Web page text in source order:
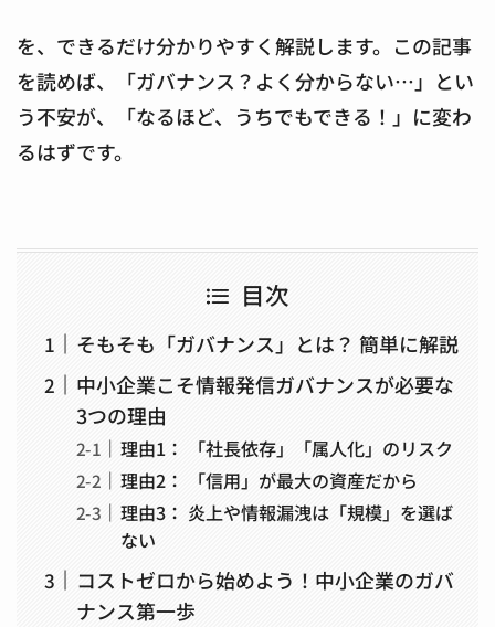
を、できるだけ分かりやすく解説します。この記事
を読めば、「ガバナンス？よく分からない…」とい
う不安が、「なるほど、うちでもできる！」に変わ
るはずです。
目次
そもそも「ガバナンス」とは？ 簡単に解説
中小企業こそ情報発信ガバナンスが必要な
3つの理由
理由1： 「社長依存」「属人化」のリスク
理由2： 「信用」が最大の資産だから
理由3： 炎上や情報漏洩は「規模」を選ば
ない
コストゼロから始めよう！中小企業のガバ
ナンス第一歩